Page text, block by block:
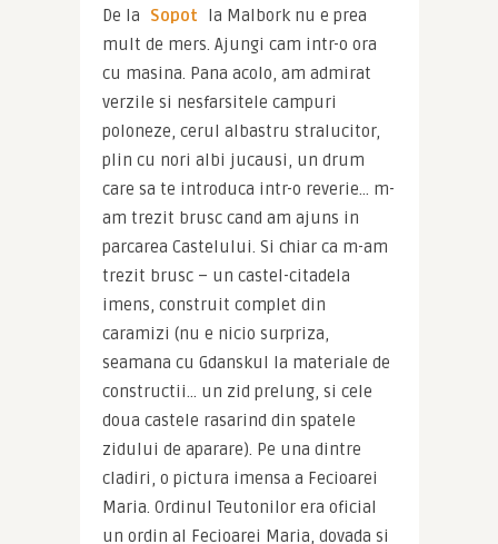
De la Sopot
la Malbork nu e prea
mult de mers. Ajungi cam intr-o ora
cu masina. Pana acolo, am admirat
verzile si nesfarsitele campuri
poloneze, cerul albastru stralucitor,
plin cu nori albi jucausi, un drum
care sa te introduca intr-o reverie… m-
am trezit brusc cand am ajuns in
parcarea Castelului. Si chiar ca m-am
trezit brusc – un castel-citadela
imens, construit complet din
caramizi (nu e nicio surpriza,
seamana cu Gdanskul la materiale de
constructii… un zid prelung, si cele
doua castele rasarind din spatele
zidului de aparare). Pe una dintre
cladiri, o pictura imensa a Fecioarei
Maria. Ordinul Teutonilor era oficial
un ordin al Fecioarei Maria, dovada si